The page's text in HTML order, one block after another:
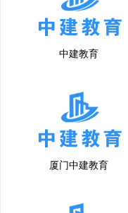
中建教育
厦门中建教育